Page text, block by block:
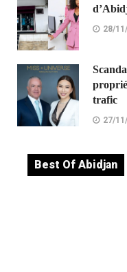
28/
trafic
27/
Best Of Abidjan